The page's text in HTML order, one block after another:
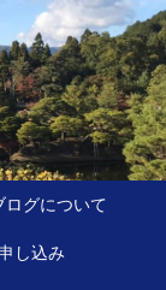
ログについて
し込み